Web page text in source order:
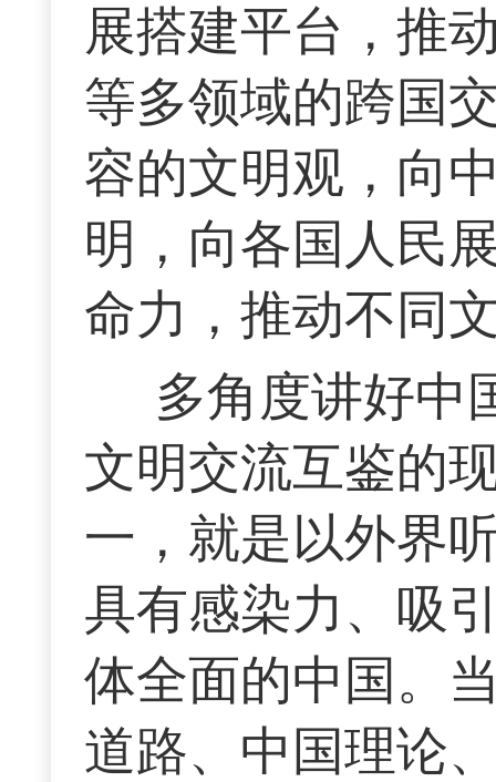
展搭建平台，推
等多领域的跨国
容的文明观，向
明，向各国人民
命力，推动不同
多角度讲好中
文明交流互鉴的
一，就是以外界
具有感染力、吸
体全面的中国。
道路、中国理论